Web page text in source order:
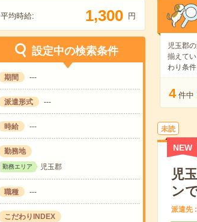
平均時給: 1,300 円
設定中の検索条件
期間 ---
派遣形式 ---
時給 ---
勤務地
勤務エリア 児玉郡
職種 ---
こだわりINDEX
児玉郡
揃えて
わり条件
4 件中
未読
NEW
児
ン
派遣先